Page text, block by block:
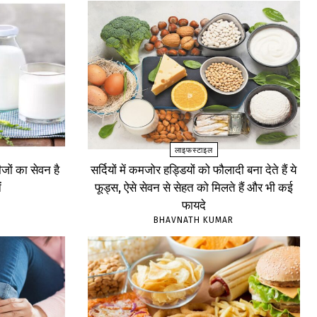
का सेवन है
लाइफस्टाइल
सर्दियों में कमजोर हड्डियों को फौलादी बना देते हैं ये
फूड्स, ऐसे सेवन से सेहत को मिलते हैं और भी कई
फायदे
BHAVNATH KUMAR